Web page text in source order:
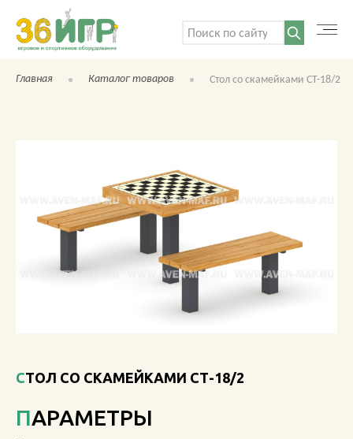
О КОМПАНИИ
Поиск:
Главная Каталог товаров Стол со скамейками СТ-18/2
СТОЛ СО СКАМЕЙКАМИ СТ-18/2
ПАРАМЕТРЫ